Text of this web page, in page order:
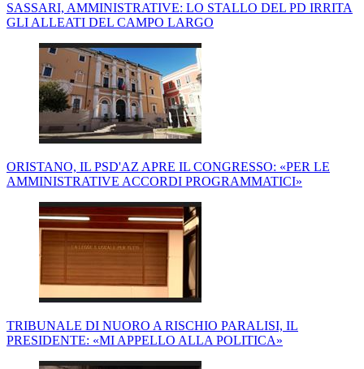
SASSARI, AMMINISTRATIVE: LO STALLO DEL PD IRRITA
GLI ALLEATI DEL CAMPO LARGO
ORISTANO, IL PSD'AZ APRE IL CONGRESSO: «PER LE
AMMINISTRATIVE ACCORDI PROGRAMMATICI»
TRIBUNALE DI NUORO A RISCHIO PARALISI, IL
PRESIDENTE: «MI APPELLO ALLA POLITICA»